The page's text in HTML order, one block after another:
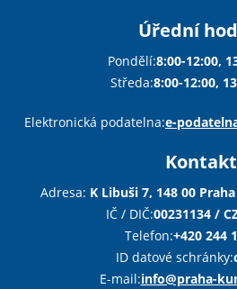
Úřední
Pondělí:8:00-12:00,
Středa:8:00-12:00,
Elektronická podatelna:e-
Kontakt
Adresa: K Libuši 7, 148 00 Praha
IČ / DIČ:00231134 /
Telefon:+420 244
ID datové schránky:
E-mail:info@praha-